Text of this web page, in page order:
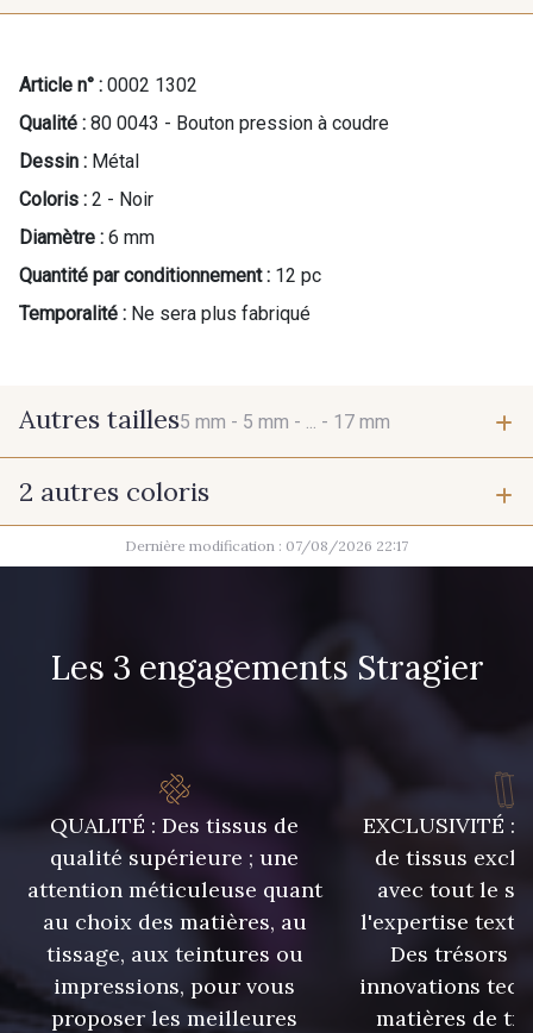
Article n° : 0002 1302
Qualité : 80 0043 - Bouton pression à coudre
Dessin : Métal
Coloris : 2 - Noir
Diamètre : 6 mm
Quantité par conditionnement : 12 pc
Temporalité : Ne sera plus fabriqué
Autres tailles5 mm - 5 mm - ... - 17 mm
5 mm
7 mm 7 mm
7 mm 7 mm
9 mm 9 mm
2 autres coloris
1 - Argenté 1 - Argenté
Dernière modification : 07/08/2026 22:17
Les 3 engagements Stragier
QUALITÉ : Des tissus de
qualité supérieure ; une
attention méticuleuse quant
au choix des matières, au
tissage, aux teintures ou
impressions, pour vous
proposer les meilleures
EXCLUSIVITÉ :
de tissus
avec tout le
l'expertise
Des trésors
innovations
matières de